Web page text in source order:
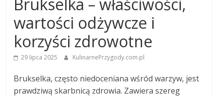
Brukselka – właściwości,
wartości odżywcze i
korzyści zdrowotne
29 lipca 2025 KulinarnePrzygody.com.pl
Brukselka, często niedoceniana wśród warzyw, jest
prawdziwą skarbnicą zdrowia. Zawiera szereg